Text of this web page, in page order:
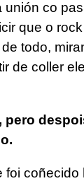
co
que o
todo,
de coller
coñecido